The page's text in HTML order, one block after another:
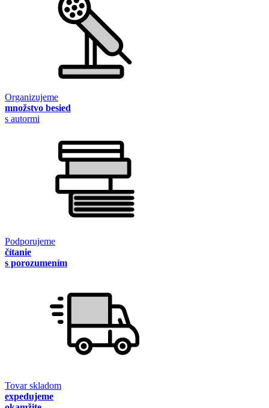
Organizujeme
množstvo besied
s autormi
Podporujeme
čítanie
s porozumením
Tovar skladom
expedujeme